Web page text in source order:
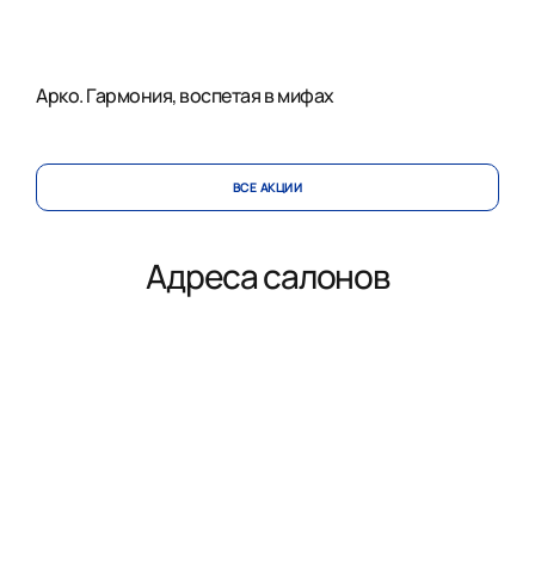
Арко. Гармония, воспетая в мифах
ВСЕ АКЦИИ
Адреса салонов